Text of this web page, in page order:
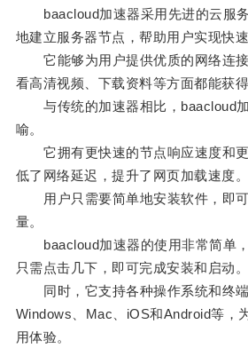
baacloud加速器采用先进的云服务
地建立服务器节点，帮助用户实现快
它能够为用户提供优质的网络连接
看高清视频、下载资料等方面都能获得
与传统的加速器相比，baacloud加
喻。
它拥有更快速的节点响应速度和更
低了网络延迟，提升了网页加载速度。
用户只需要简单地安装软件，即可
量。
baacloud加速器的使用非常简单，
只需点击几下，即可完成安装和启动。
同时，它支持各种操作系统和终
Windows、Mac、iOS和Android等，
用体验。